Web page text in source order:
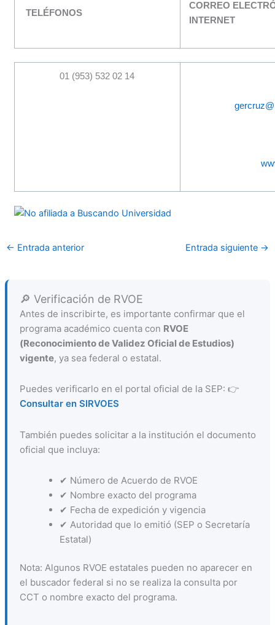
TELÉFONOS
CORREO
INTERNET
01 (953) 532 02 14
← Entrada anterior Entrada siguiente →
🔎 Verificación de RVOE
Antes de inscribirte, es importante confirmar que el
programa académico cuenta con RVOE
(Reconocimiento de Validez Oficial de Estudios)
vigente, ya sea federal o estatal.
Puedes verificarlo en el portal oficial de la SEP: 👉
Consultar en SIRVOES
También puedes solicitar a la institución el documento
oficial que incluya:
✔ Número de Acuerdo de RVOE
✔ Nombre exacto del programa
✔ Fecha de expedición y vigencia
✔ Autoridad que lo emitió (SEP o Secretaría
Estatal)
Nota: Algunos RVOE estatales pueden no aparecer en
el buscador federal si no se realiza la consulta por
CCT o nombre exacto del programa.